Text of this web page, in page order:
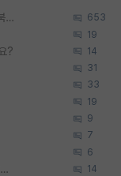
[무료] 2026 미국 대학원 유학 스타터팩 - 가이드북 & 합격자 컨택메일 템플릿 653
19
? 14
31
33
19
9
7
6
우리나라도 학구 열풍보면 Higher Doctorate 학위가 필요하다고 봅니다. 14